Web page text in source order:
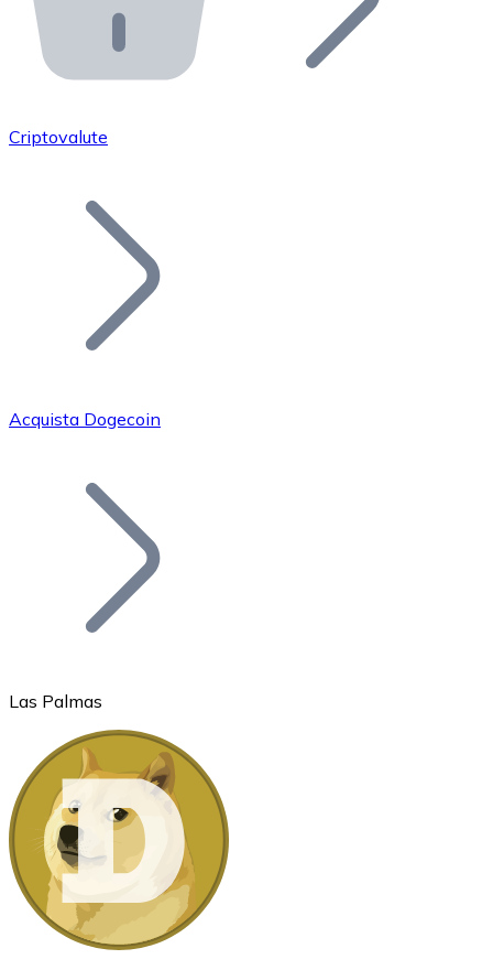
API Bitnovo
Integra la nostra API nel tuo ecosistema.
Unisciti alla nostra rete di rivenditori e
Aggiungi il token del tuo progetto al nostro servizio di
Bitcoin
Ethereum
ETH
Criptovalute
Acquista Dogecoin
Las Palmas